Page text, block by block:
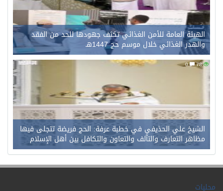
الهيئة العامة للأمن الغذائي تكثف جهودها للحد من الفقد
والهدر الغذائي خلال موسم حج 1447هـ
78
0
الشيخ علي الحذيفي في خطبة عرفة: الحج فريضة تتجلى فيها
مظاهر التعارف والتآلف والتعاون والتكافل بين أهل الإسلام
محليات